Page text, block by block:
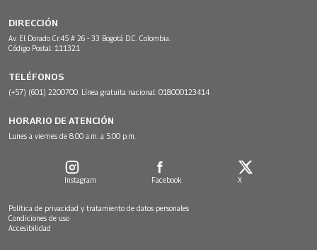
DIRECCIÓN
Av. El Dorado Cr.45 # 26 - 33 Bogotá D.C. Colombia.
Código Postal: 111321
TELÉFONOS
(+57) (601) 2200700. Línea gratuita nacional: 018000123414
HORARIO DE ATENCIÓN
Lunes a viernes de 8:00 a.m. a 5:00 p.m.
Instagram Facebook X
Política de privacidad y tratamiento de datos personales
Condiciones de uso
Accesibilidad